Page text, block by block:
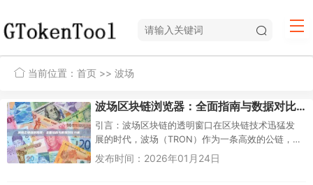
当前位置： 首页 >> 波场
波场区块链浏览器：全面指南与数据对比分析
引言：波场区块链的透明窗口在区块链技术迅猛发
展的时代，波场（TRON）作为一条高效的公链，以
其高吞吐量和低成本优势脱颖而出。波场区块链浏
发布时间：2026年01月24日